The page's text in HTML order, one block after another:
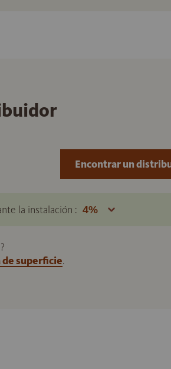
la instalación :
de superficie.
Encontrar un